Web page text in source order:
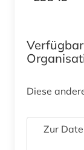
Diese
Zur